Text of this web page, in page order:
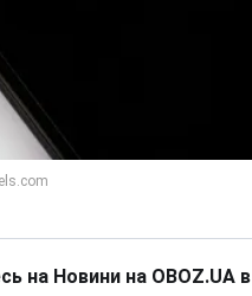
на Новини на OBOZ.UA в